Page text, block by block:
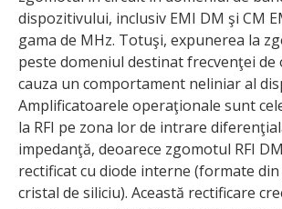
dispozitivului, inclusiv EMI DM şi CM
gama de MHz. Totuşi, expunerea la
peste domeniul destinat frecvenţei de
cauza un comportament neliniar al
Amplificatoarele operaţionale sunt
la RFI pe zona lor de intrare
impedanţă, deoarece zgomotul RFI
rectificat cu diode interne (formate
cristal de siliciu). Această rectificare